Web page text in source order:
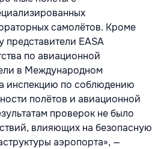
самолётов. Кроме
представители EASA
по авиационной
в Международном
инспекцию по соблюдению
полётов и авиационной
проверок не было
влияющих на безопасную
аэропорта», —